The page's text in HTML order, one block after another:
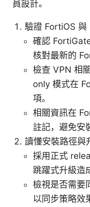
員設計。
驗證 FortiOS
確認
核對最新的
檢查 VPN 相
only 模式在
項。
相關資訊在
註記，避免安
讀懂安裝路徑與
採用正式
跳躍式升級造
檢視是否需要
以同步策略效